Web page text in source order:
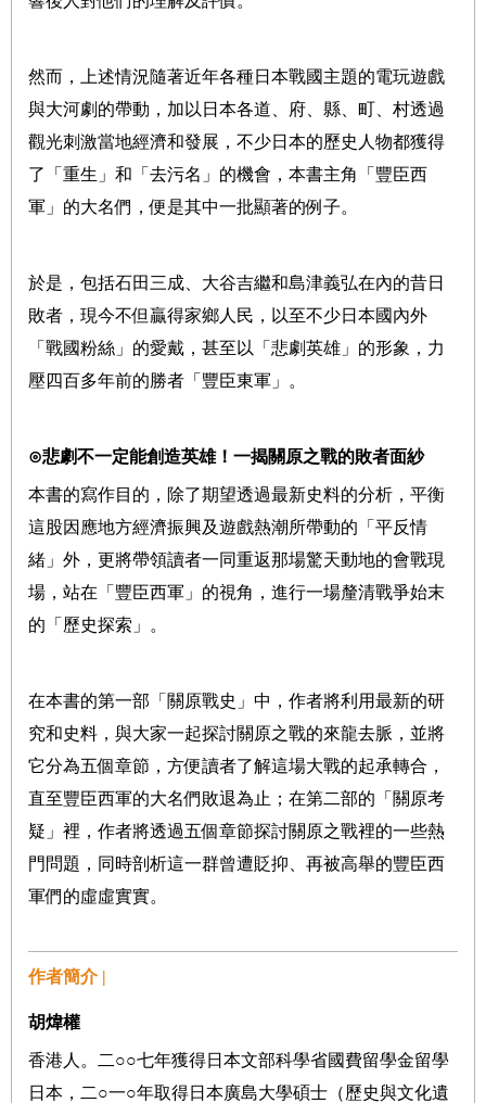
然而，上述情況隨著近年各種日本戰國主題的電玩遊戲
與大河劇的帶動，加以日本各道、府、縣、町、村透過
觀光刺激當地經濟和發展，不少日本的歷史人物都獲得
了「重生」和「去污名」的機會，本書主角「豐臣西
軍」的大名們，便是其中一批顯著的例子。
於是，包括石田三成、大谷吉繼和島津義弘在內的昔日
敗者，現今不但贏得家鄉人民，以至不少日本國內外
「戰國粉絲」的愛戴，甚至以「悲劇英雄」的形象，力
壓四百多年前的勝者「豐臣東軍」。
⊙悲劇不一定能創造英雄！一揭關原之戰的敗者面紗
本書的寫作目的，除了期望透過最新史料的分析，平衡
這股因應地方經濟振興及遊戲熱潮所帶動的「平反情
緒」外，更將帶領讀者一同重返那場驚天動地的會戰現
場，站在「豐臣西軍」的視角，進行一場釐清戰爭始末
的「歷史探索」。
在本書的第一部「關原戰史」中，作者將利用最新的研
究和史料，與大家一起探討關原之戰的來龍去脈，並將
它分為五個章節，方便讀者了解這場大戰的起承轉合，
直至豐臣西軍的大名們敗退為止；在第二部的「關原考
疑」裡，作者將透過五個章節探討關原之戰裡的一些熱
門問題，同時剖析這一群曾遭貶抑、再被高舉的豐臣西
軍們的虛虛實實。
作者簡介 |
胡煒權
香港人。二○○七年獲得日本文部科學省國費留學金留學
日本，二○一○年取得日本廣島大學碩士（歷史與文化遺